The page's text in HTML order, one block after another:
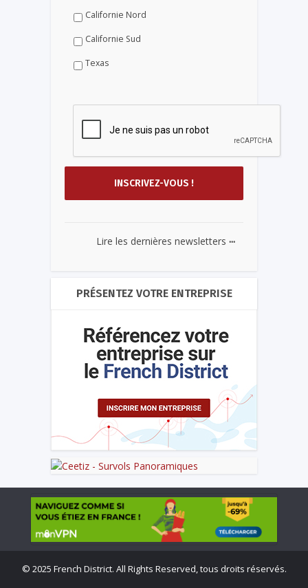
Californie Nord
Californie Sud
Texas
Lire les dernières newsletters ...
PRÉSENTEZ VOTRE ENTREPRISE
© 2025 French District. All Rights Reserved, tous droits réservés.